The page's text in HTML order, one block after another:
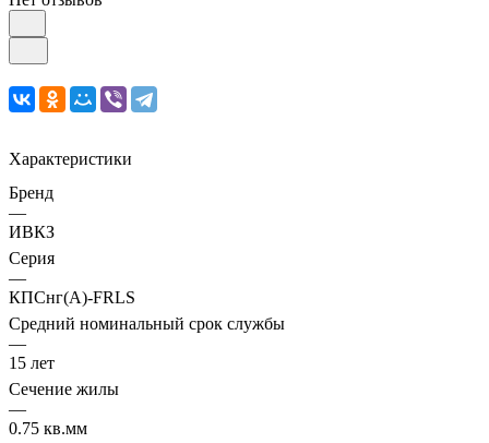
Характеристики
Бренд
—
ИВКЗ
Серия
—
КПСнг(А)-FRLS
Средний номинальный срок службы
—
15 лет
Сечение жилы
—
0.75 кв.мм